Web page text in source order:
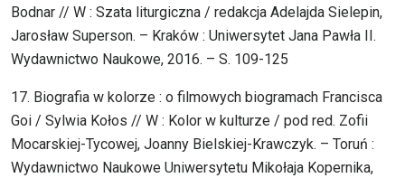
Bodnar // W : Szata liturgiczna / redakcja Adelajda Sielepin,
Jarosław Superson. – Kraków : Uniwersytet Jana Pawła II.
Wydawnictwo Naukowe, 2016. – S. 109-125
17. Biografia w kolorze : o filmowych biogramach Francisca
Goi / Sylwia Kołos // W : Kolor w kulturze / pod red. Zofii
Mocarskiej-Tycowej, Joanny Bielskiej-Krawczyk. – Toruń :
Wydawnictwo Naukowe Uniwersytetu Mikołaja Kopernika,